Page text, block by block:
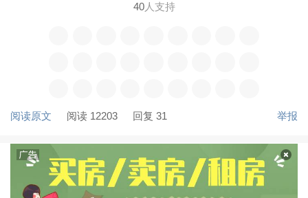
40人支持
阅读原文 阅读 12203 回复 31 举报